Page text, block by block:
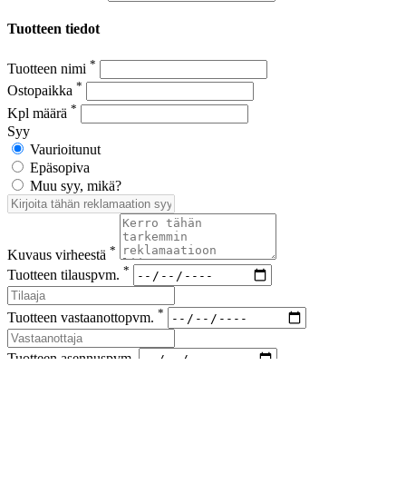
Tuotteen tiedot
Tuotteen nimi *
Ostopaikka *
Kpl määrä *
Syy
Vaurioitunut
Epäsopiva
Muu syy, mikä?
Kuvaus virheestä *
Tuotteen tilauspvm. *
Tuotteen vastaanottopvm. *
Tuotteen asennuspvm.